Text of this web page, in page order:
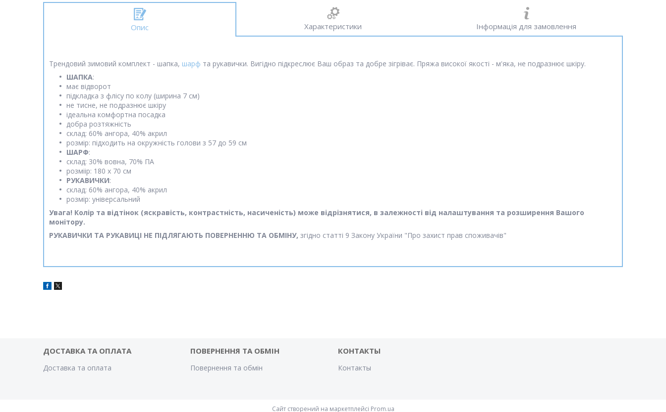
Опис Характеристики Інформація для замовлення
Трендовий зимовий комплект - шапка, шарф та рукавички. Вигідно підкреслює Ваш образ та добре зігріває. Пряжа високої якості - м'яка, не подразнює шкіру.
ШАПКА:
має відворот
підкладка з флісу по колу (ширина 7 см)
не тисне, не подразнює шкіру
ідеальна комфортна посадка
добра розтяжність
склад: 60% ангора, 40% акрил
розмір: підходить на окружність голови з 57 до 59 см
ШАРФ:
склад: 30% вовна, 70% ПА
розміір: 180 х 70 см
РУКАВИЧКИ:
склад: 60% ангора, 40% акрил
розмір: універсальний
Увага! Колір та відтінок (яскравість, контрастність, насиченість) може відрізнятися, в залежності від налаштування та розширення Вашого
монітору.
РУКАВИЧКИ ТА РУКАВИЦІ НЕ ПІДЛЯГАЮТЬ ПОВЕРНЕННЮ ТА ОБМІНУ, згідно статті 9 Закону України "Про захист прав споживачів"
ДОСТАВКА ТА ОПЛАТА
Доставка та оплата
ПОВЕРНЕННЯ ТА ОБМІН
Повернення та обмін
КОНТАКТЫ
Контакты
Сайт створений на маркетплейсі Prom.ua